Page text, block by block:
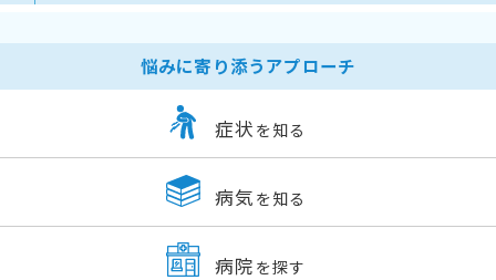
悩みに寄り添うアプローチ
症状 を知る
病気 を知る
病院 を探す